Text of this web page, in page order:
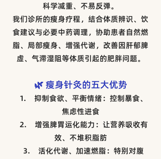
科学减重、不易反弹。
我们诊所的瘦身疗程，结合体质辨识、饮
食建议与必要中药调理，协助患者自然燃
脂、局部瘦身、增强代谢，改善因肝郁脾
虚、气滞湿阻等体质引起的肥胖问题。
🌿 瘦身针灸的五大优势
1. 抑制食欲、平衡情绪：控制暴食、
焦虑性进食
2. 增强脾胃运化能力：让营养吸收有
效、不堆积脂肪
3. 活化代谢、加速燃脂：特别对腹